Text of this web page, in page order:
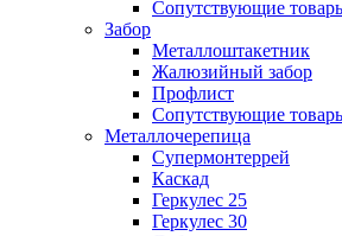
Сопутствующие
Забор
Металлоштакетник
Жалюзийный забор
Профлист
Сопутствующие
Металлочерепица
Супермонтеррей
Каскад
Геркулес 25
Геркулес 30